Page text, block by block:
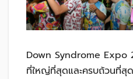
Down Syndrome Expo
ที่ใหญ่ที่สุดและครบถ้วนที่สุด